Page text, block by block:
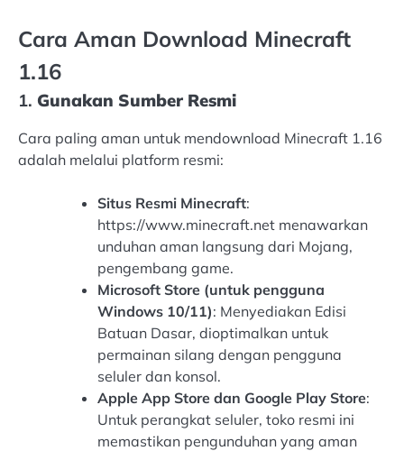
Cara Aman Download Minecraft
1.16
1. Gunakan Sumber Resmi
Cara paling aman untuk mendownload Minecraft 1.16
adalah melalui platform resmi:
Situs Resmi Minecraft:
https://www.minecraft.net menawarkan
unduhan aman langsung dari Mojang,
pengembang game.
Microsoft Store (untuk pengguna
Windows 10/11): Menyediakan Edisi
Batuan Dasar, dioptimalkan untuk
permainan silang dengan pengguna
seluler dan konsol.
Apple App Store dan Google Play Store:
Untuk perangkat seluler, toko resmi ini
memastikan pengunduhan yang aman